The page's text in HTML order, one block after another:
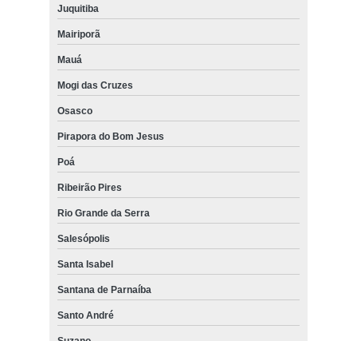
Juquitiba
Mairiporã
Mauá
Mogi das Cruzes
Osasco
Pirapora do Bom Jesus
Poá
Ribeirão Pires
Rio Grande da Serra
Salesópolis
Santa Isabel
Santana de Parnaíba
Santo André